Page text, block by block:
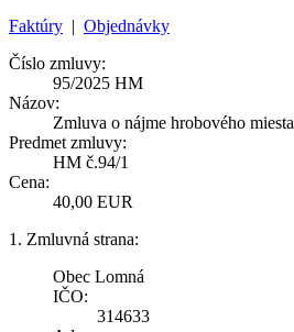
Faktúry | Objednávky
Číslo zmluvy:
95/2025 HM
Názov:
Zmluva o nájme hrobového miesta
Predmet zmluvy:
HM č.94/1
Cena:
40,00 EUR
1. Zmluvná strana:
Obec Lomná
IČO:
314633